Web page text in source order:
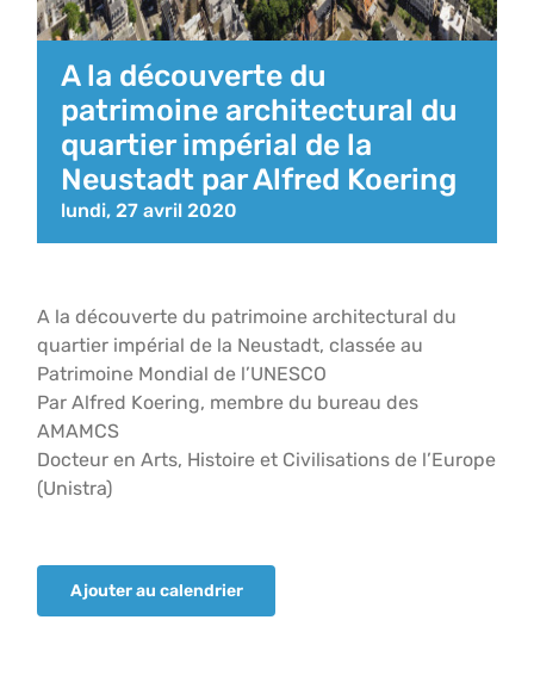
A la découverte du
patrimoine architectural du
quartier impérial de la
Neustadt par Alfred Koering
lundi, 27 avril 2020
A la découverte du patrimoine architectural du
quartier impérial de la Neustadt, classée au
Patrimoine Mondial de l’UNESCO
Par Alfred Koering, membre du bureau des
AMAMCS
Docteur en Arts, Histoire et Civilisations de l’Europe
(Unistra)
Ajouter au calendrier